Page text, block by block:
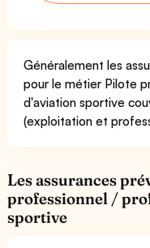
Généralement les
pour le métier Pilote
d'aviation sportive
(exploitation et
Les assurances
professionnel /
sportive